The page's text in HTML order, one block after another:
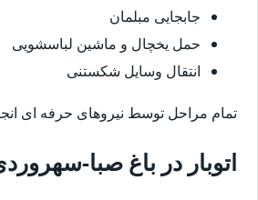
جابجایی مبلمان
حمل یخچال و ماشین لباسشویی
انتقال وسایل شکستنی
تمام مراحل توسط نیروهای حرفه ای
اتوبار در باغ صبا-